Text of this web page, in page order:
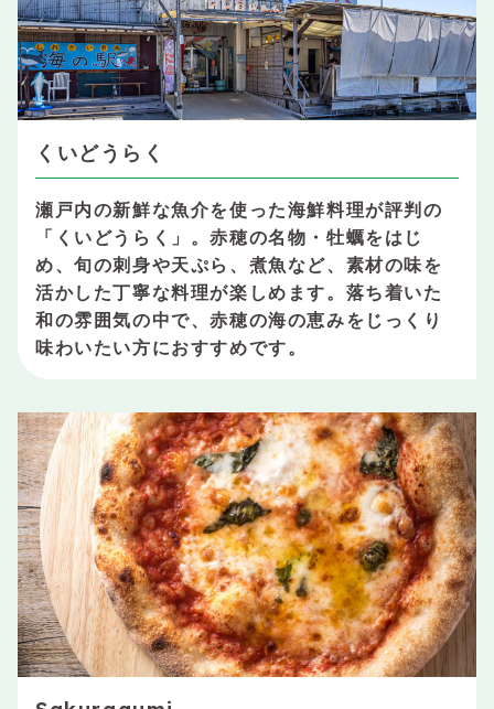
くいどうらく
瀬戸内の新鮮な魚介を使った海鮮料理が評判の
「くいどうらく」。赤穂の名物・牡蠣をはじ
め、旬の刺身や天ぷら、煮魚など、素材の味を
活かした丁寧な料理が楽しめます。落ち着いた
和の雰囲気の中で、赤穂の海の恵みをじっくり
味わいたい方におすすめです。